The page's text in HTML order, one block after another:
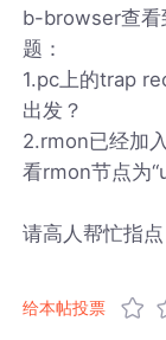
b-browser查看
题：
1.pc上的trap
出发？
2.rmon已经加
看rmon节点为
请高人帮忙指点
给本帖投票